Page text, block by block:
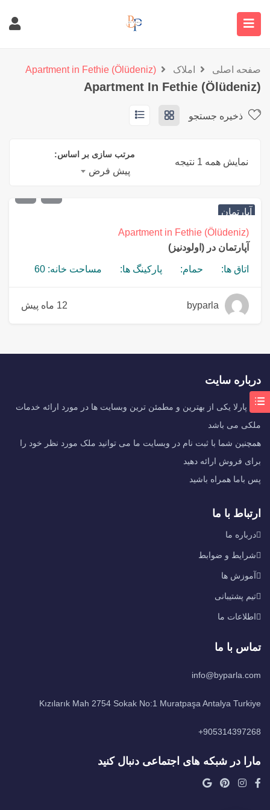
صفحه اصلی املاک Apartment in Fethie (Ölüdeniz)
Apartment In Fethie (Ölüdeniz)
ذخیره جستجو
نمایش همه 1 نتیجه
مرتب سازی بر اساس:
پیش فرض
آپارتمان
Apartment in Fethie (Ölüdeniz)
آپارتمان در (اولودنیز)
اتاق ها: حمام: پارکینگ ها: مساحت خانه: 60
byparla 12 ماه پیش
درباره سایت
بای پارلا یکی از بهترین و مطمئن ترین وبسایت ها در مورد ارائه خدمات
ملکی می باشد
همچنین شما با ثبت نام در وبسایت ما می توانید ملک مورد نظر خود را
برای فروش ارائه دهید
پس باما همراه باشید
ارتباط با ما
درباره ما
شرایط و ضوابط
آموزش ها
تیم پشتیبانی
اطلاعات ما
تماس با ما
info@byparla.com
Kızılarık Mah 2754 Sokak No:1 Muratpaşa Antalya Turkiye
905314397268+
مارا در شبکه های اجتماعی دنبال کنید